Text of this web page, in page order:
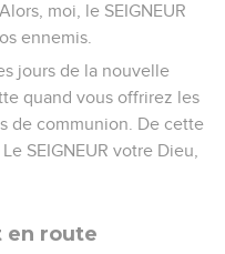
moi, le SEIGNEUR
ennemis.
jours de la nouvelle
quand vous offrirez les
de communion. De cette
SEIGNEUR votre Dieu,
en route